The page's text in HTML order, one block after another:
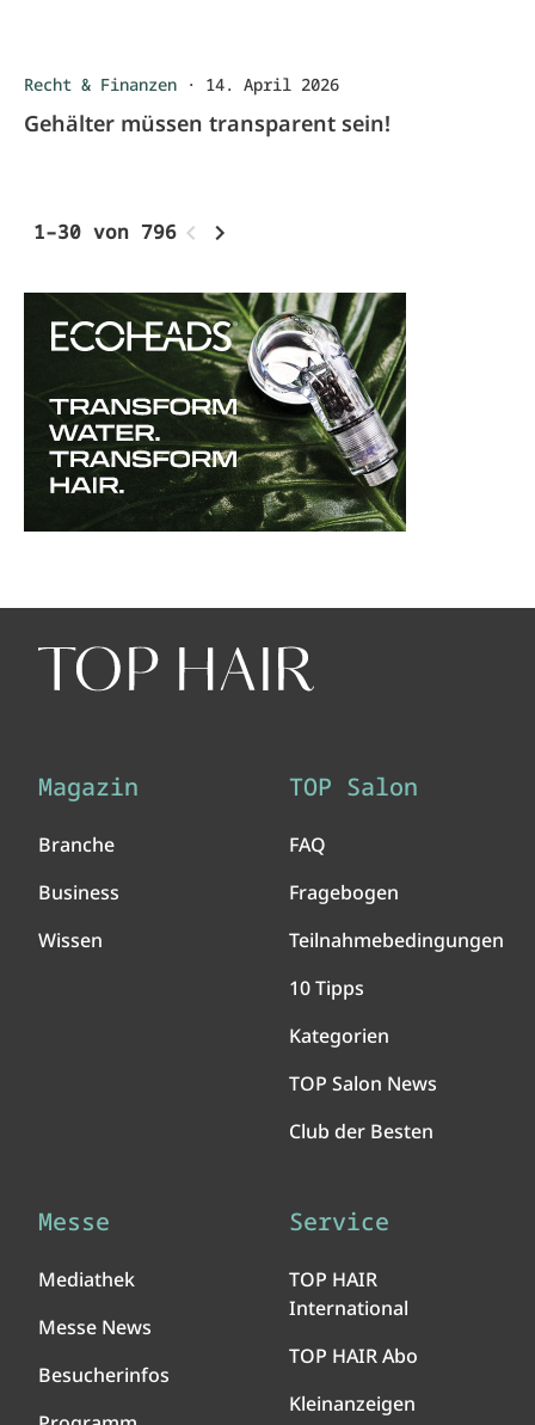
Recht & Finanzen · 14. April 2026
Gehälter müssen transparent sein!
1–30 von 796
Magazin
Branche
Business
Wissen
TOP Salon
FAQ
Fragebogen
Teilnahmebedingungen
10 Tipps
Kategorien
TOP Salon News
Club der Besten
Messe
Mediathek
Messe News
Besucherinfos
Service
TOP HAIR
International
TOP HAIR Abo
Kleinanzeigen